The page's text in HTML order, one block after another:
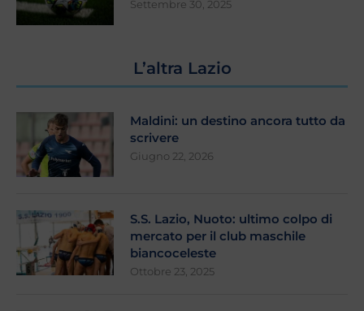
Settembre 30, 2025
L’altra Lazio
Maldini: un destino ancora tutto da
scrivere
Giugno 22, 2026
S.S. Lazio, Nuoto: ultimo colpo di
mercato per il club maschile
biancoceleste
Ottobre 23, 2025